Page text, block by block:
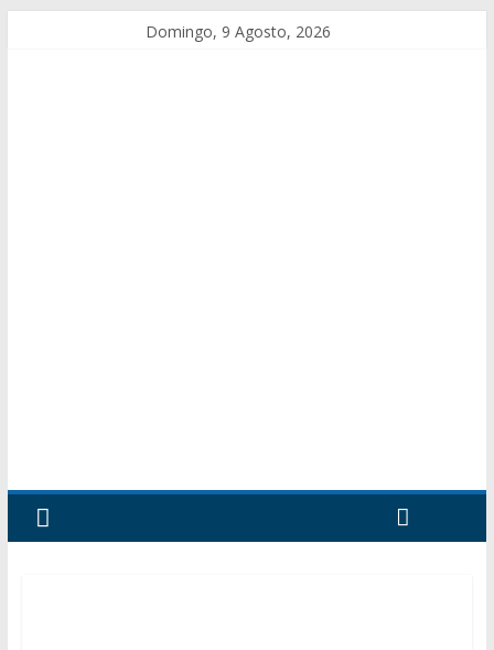
Domingo, 9 Agosto, 2026